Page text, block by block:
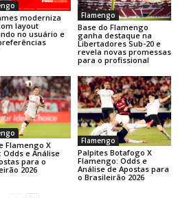
moderniza
layout
no usuário e
Flamengo
Base do Flamengo
ganha destaque na
Libertadores Sub-20 e
revela novas promessas
para o profissional
Flamengo X
Odds e Análise
para o
2026
Flamengo
Palpites Botafogo X
Flamengo: Odds e
Análise de Apostas para
o Brasileirão 2026